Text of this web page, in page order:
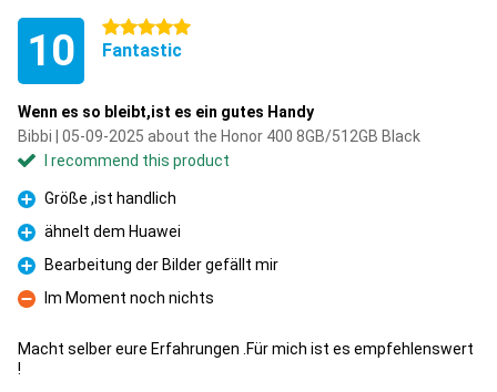
10 5 stars
Fantastic
Wenn es so bleibt,ist es ein gutes Handy
Bibbi | 05-09-2025 about the Honor 400 8GB/512GB Black
I recommend this product
Pro
Größe ,ist handlich
Pro
ähnelt dem Huawei
Pro
Bearbeitung der Bilder gefällt mir
Con
Im Moment noch nichts
Macht selber eure Erfahrungen .Für mich ist es empfehlenswert
!